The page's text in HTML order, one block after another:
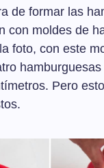
de formar las
con moldes de
foto, con este
Pero